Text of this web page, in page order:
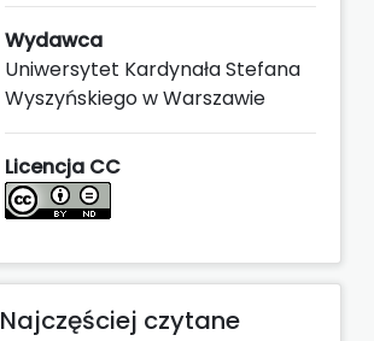
Wydawca
Uniwersytet Kardynała Stefana
Wyszyńskiego w Warszawie
Licencja CC
Najczęściej czytane